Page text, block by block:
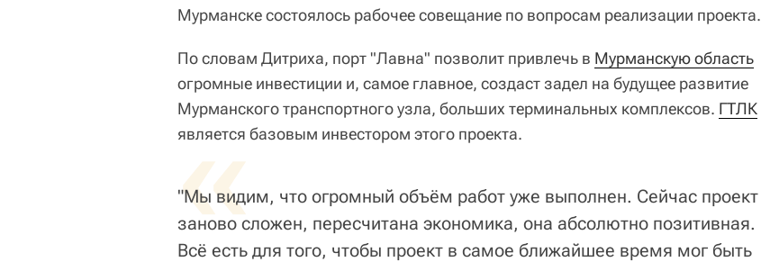
Мурманске состоялось рабочее совещание по вопросам реализации проекта.
По словам Дитриха, порт "Лавна" позволит привлечь в Мурманскую область
огромные инвестиции и, самое главное, создаст задел на будущее развитие
Мурманского транспортного узла, больших терминальных комплексов. ГТЛК
является базовым инвестором этого проекта.
«
"Мы видим, что огромный объём работ уже выполнен. Сейчас проект
заново сложен, пересчитана экономика, она абсолютно позитивная.
Всё есть для того, чтобы проект в самое ближайшее время мог быть